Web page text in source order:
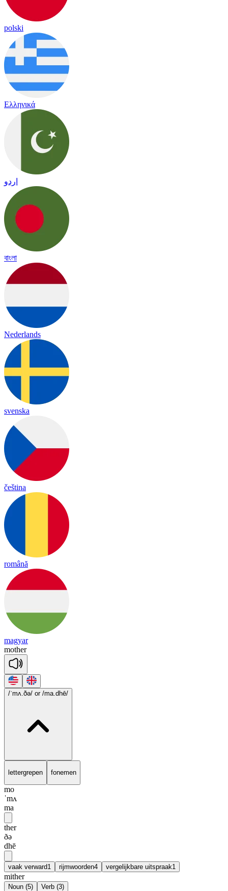
polski
Ελληνικά
اردو
বাংলা
Nederlands
svenska
čeština
română
magyar
mother
/ˈmʌ.ðə/ or /ma.dhē/
lettergrepen fonemen
mo
ˈmʌ
ma
ther
ðə
dhē
vaak verward1 rijmwoorden4 vergelijkbare uitspraak1
mither
Noun (5) Verb (3)